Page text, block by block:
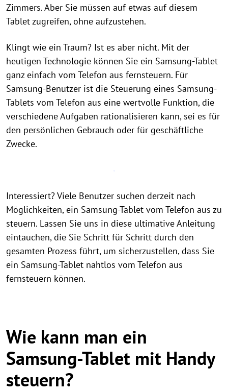
Zimmers. Aber Sie müssen auf etwas auf diesem
Tablet zugreifen, ohne aufzustehen.
Klingt wie ein Traum? Ist es aber nicht. Mit der
heutigen Technologie können Sie ein Samsung-Tablet
ganz einfach vom Telefon aus fernsteuern. Für
Samsung-Benutzer ist die Steuerung eines Samsung-
Tablets vom Telefon aus eine wertvolle Funktion, die
verschiedene Aufgaben rationalisieren kann, sei es für
den persönlichen Gebrauch oder für geschäftliche
Zwecke.
Interessiert? Viele Benutzer suchen derzeit nach
Möglichkeiten, ein Samsung-Tablet vom Telefon aus zu
steuern. Lassen Sie uns in diese ultimative Anleitung
eintauchen, die Sie Schritt für Schritt durch den
gesamten Prozess führt, um sicherzustellen, dass Sie
ein Samsung-Tablet nahtlos vom Telefon aus
fernsteuern können.
Wie kann man ein
Samsung-Tablet mit Handy
steuern?